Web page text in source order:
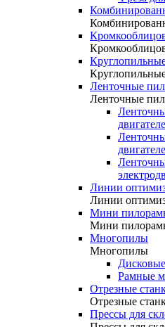
Ленточные
Ленточные
Линии
Линии
Мини
Мини
Многопилы
Многопилы
Рамные
Отрезные
Отрезные
Прессы для